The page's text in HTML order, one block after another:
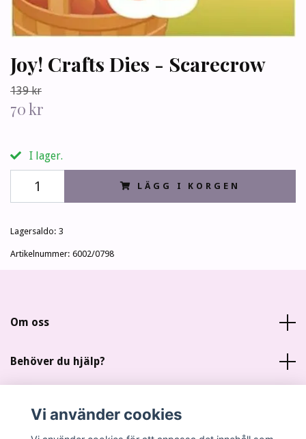
Joy! Crafts Dies - Scarecrow
139 kr
70 kr
I lager.
LÄGG I KORGEN
Lagersaldo: 3
Artikelnummer: 6002/0798
Om oss
Behöver du hjälp?
Vi använder cookies